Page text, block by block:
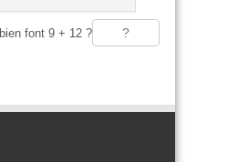
font 9 + 12 ?